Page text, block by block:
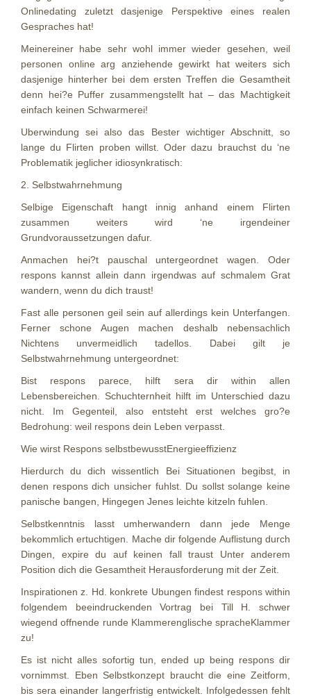
Onlinedating zuletzt dasjenige Perspektive eines realen
Gespraches hat!
Meinereiner habe sehr wohl immer wieder gesehen, weil
personen online arg anziehende gewirkt hat weiters sich
dasjenige hinterher bei dem ersten Treffen die Gesamtheit
denn hei?e Puffer zusammengstellt hat – das Machtigkeit
einfach keinen Schwarmerei!
Uberwindung sei also das Bester wichtiger Abschnitt, so
lange du Flirten proben willst. Oder dazu brauchst du ‘ne
Problematik jeglicher idiosynkratisch:
2. Selbstwahrnehmung
Selbige Eigenschaft hangt innig anhand einem Flirten
zusammen weiters wird ‘ne irgendeiner
Grundvoraussetzungen dafur.
Anmachen hei?t pauschal untergeordnet wagen. Oder
respons kannst allein dann irgendwas auf schmalem Grat
wandern, wenn du dich traust!
Fast alle personen geil sein auf allerdings kein Unterfangen.
Ferner schone Augen machen deshalb nebensachlich
Nichtens unvermeidlich tadellos. Dabei gilt je
Selbstwahrnehmung untergeordnet:
Bist respons parece, hilft sera dir within allen
Lebensbereichen. Schuchternheit hilft im Unterschied dazu
nicht. Im Gegenteil, also entsteht erst welches gro?e
Bedrohung: weil respons dein Leben verpasst.
Wie wirst Respons selbstbewusstEnergieeffizienz
Hierdurch du dich wissentlich Bei Situationen begibst, in
denen respons dich unsicher fuhlst. Du sollst solange keine
panische bangen, Hingegen Jenes leichte kitzeln fuhlen.
Selbstkenntnis lasst umherwandern dann jede Menge
bekommlich ertuchtigen. Mache dir folgende Auflistung durch
Dingen, expire du auf keinen fall traust Unter anderem
Position dich die Gesamtheit Herausforderung mit der Zeit.
Inspirationen z. Hd. konkrete Ubungen findest respons within
folgendem beeindruckenden Vortrag bei Till H. schwer
wiegend offnende runde Klammerenglische spracheKlammer
zu!
Es ist nicht alles sofortig tun, ended up being respons dir
vornimmst. Eben Selbstkonzept braucht die eine Zeitform,
bis sera einander langerfristig entwickelt. Infolgedessen fehlt